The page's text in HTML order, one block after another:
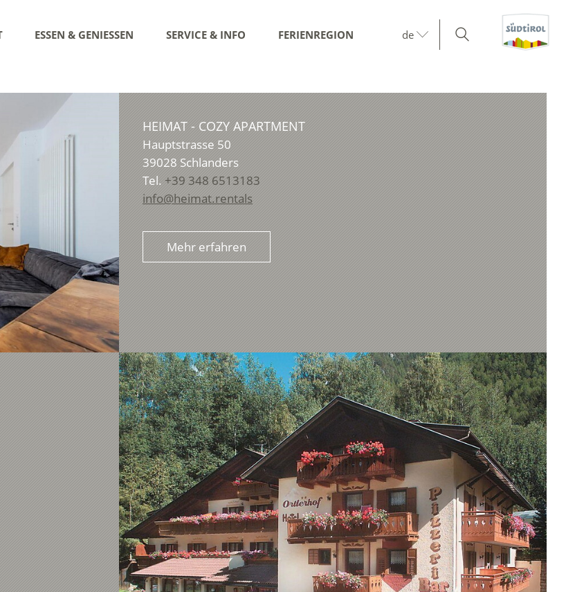
ESSEN & GENIESSEN SERVICE & INFO FERIENREGION de
HEIMAT - COZY APARTMENT
Hauptstrasse 50
39028 Schlanders
Tel. +39 348 6513183
info@heimat.rentals
Mehr erfahren